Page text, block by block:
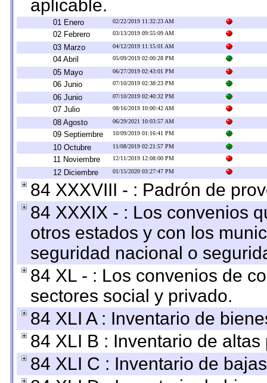
aplicable.
01 Enero 02/22/2019 11:32:23 AM
02 Febrero 03/13/2019 09:55:09 AM
03 Marzo 04/12/2019 11:15:01 AM
04 Abril 05/09/2019 02:00:28 PM
05 Mayo 06/27/2019 02:43:01 PM
06 Junio 07/10/2019 02:38:23 PM
06 Junio 07/10/2019 02:40:32 PM
07 Julio 08/16/2019 10:00:42 AM
08 Agosto 06/29/2021 10:03:57 AM
09 Septiembre 10/09/2019 01:16:41 PM
10 Octubre 11/08/2019 02:21:57 PM
11 Noviembre 12/11/2019 12:08:00 PM
12 Diciembre 01/15/2020 03:27:47 PM
84 XXXVIII - : Padrón de
84 XXXIX - : Los convenios
otros estados y con los
seguridad nacional o
84 XL - : Los convenios de
sectores social y privado.
84 XLI A : Inventario de
84 XLI B : Inventario de
84 XLI C : Inventario de